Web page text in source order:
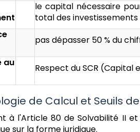
le capital nécessaire
total des investissements
pas dépasser 50 % du
au
Respect du SCR (Capital
de Calcul et Seuils
à l'Article 80 de Solvabilité II
sur la forme juridique.